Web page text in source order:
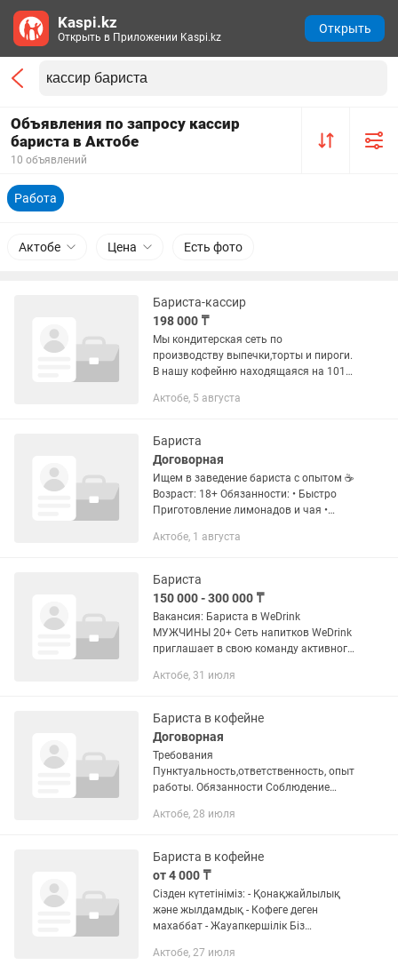
Объявления по запросу кассир
бариста в Актобе
10 объявлений
Работа
Актобе Цена Есть фото
Бариста-кассир
198 000 ₸
Мы кондитерская сеть по
производству выпечки,торты и пироги.
В нашу кофейню находящаяся на 101
бариста,ты девушка или юноша
боишься...
Актобе, 5 августа
Бариста
Договорная
Ищем в заведение бариста с опытом ☕
Возраст: 18+ Обязанности: • Быстро
Приготовление лимонадов и чая •
аккуратность в работе Условия •
Актобе, 1 августа
Бариста
150 000 - 300 000 ₸
Вакансия: Бариста в WeDrink
МУЖЧИНЫ 20+ Сеть напитков WeDrink
приглашает в свою команду активного
Обязанности: Приготовление кофе, чая
Актобе, 31 июля
Бариста в кофейне
Договорная
Требования
Пунктуальность,ответственность, опыт
работы. Обязанности Соблюдение
напитков(кофейный,сезонных и тд)
Актобе, 28 июля
Бариста в кофейне
от 4 000 ₸
Сізден күтетініміз: - Қонақжайлылық
және жылдамдық - Кофеге деген
махаббат - Жауапкершілік Біз
немесе 2/2 Жалақы: оклад 4000 тг + 10
Актобе, 27 июля
Kaspi.kz
Открыть в Приложении Kaspi.kz
Открыть